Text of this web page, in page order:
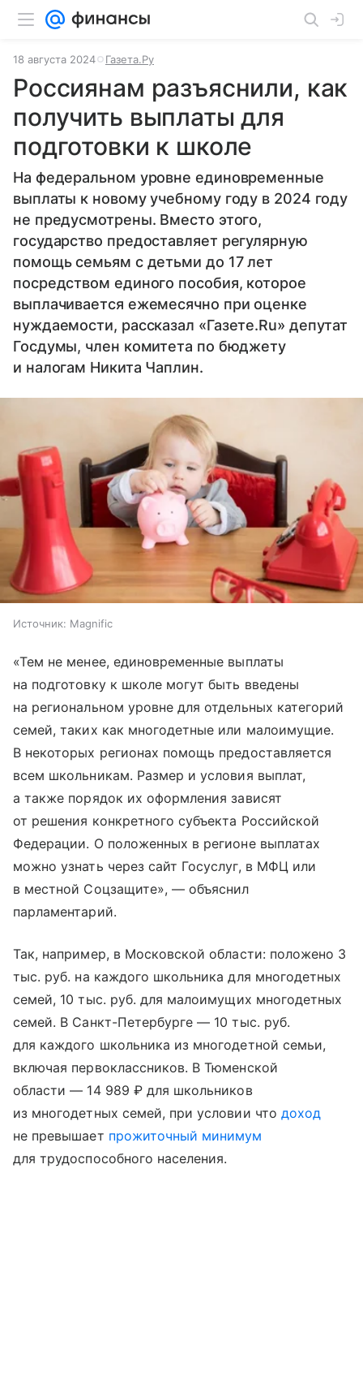
18 августа 2024 Газета.Ру
Россиянам разъяснили, как
получить выплаты для
подготовки к школе
На федеральном уровне единовременные
выплаты к новому учебному году в 2024 году
не предусмотрены. Вместо этого,
государство предоставляет регулярную
помощь семьям с детьми до 17 лет
посредством единого пособия, которое
выплачивается ежемесячно при оценке
нуждаемости, рассказал «Газете.Ru» депутат
Госдумы, член комитета по бюджету
и налогам Никита Чаплин.
Источник: Magnific
«Тем не менее, единовременные выплаты
на подготовку к школе могут быть введены
на региональном уровне для отдельных категорий
семей, таких как многодетные или малоимущие.
В некоторых регионах помощь предоставляется
всем школьникам. Размер и условия выплат,
а также порядок их оформления зависят
от решения конкретного субъекта Российской
Федерации. О положенных в регионе выплатах
можно узнать через сайт Госуслуг, в МФЦ или
в местной Соцзащите», — объяснил
парламентарий.
Так, например, в Московской области: положено 3
тыс. руб. на каждого школьника для многодетных
семей, 10 тыс. руб. для малоимущих многодетных
семей. В Санкт-Петербурге — 10 тыс. руб.
для каждого школьника из многодетной семьи,
включая первоклассников. В Тюменской
области — 14 989 ₽ для школьников
из многодетных семей, при условии что доход
не превышает прожиточный минимум
для трудоспособного населения.